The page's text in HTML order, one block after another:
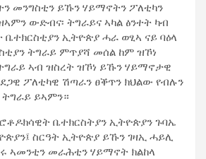
መንግስቲን ይኹን ሃይማኖትን ፖለቲካን
ውድብና፡ ትግራይና ኣካል ፅንተት ካብ
ቤተክርስቲያን ኢትዮጵያ ሓራ ወፂኣ ናይ ባዕላ
ትግራይ ምጥያሻ መሰል ከም ዝኾነ
ኣብ ዝስረት ዝኾነ ይኹን ሃይማኖታዊ
ፖለቲካዊ ሽጣራን ፀቕጥን ክህልው የብሉን
ይኣምን።
ቤተክርስትያን ኢትዮጵያን ጉባኤ
ስርዓት ኢትዮጵያ ይኹን ገዛኢ ሓይሊ
ኣመንቲን መራሕቲን ሃይማኖት ክልከላ